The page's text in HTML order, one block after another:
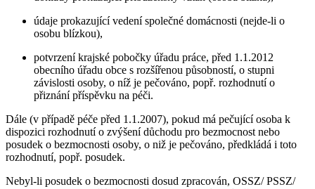
údaje prokazující vedení společné domácnosti (nejde-li o
osobu blízkou),
potvrzení krajské pobočky úřadu práce, před 1.1.2012
obecního úřadu obce s rozšířenou působností, o stupni
závislosti osoby, o níž je pečováno, popř. rozhodnutí o
přiznání příspěvku na péči.
Dále (v případě péče před 1.1.2007), pokud má pečující osoba k
dispozici rozhodnutí o zvýšení důchodu pro bezmocnost nebo
posudek o bezmocnosti osoby, o niž je pečováno, předkládá i toto
rozhodnutí, popř. posudek.
Nebyl-li posudek o bezmocnosti dosud zpracován, OSSZ/ PSSZ/